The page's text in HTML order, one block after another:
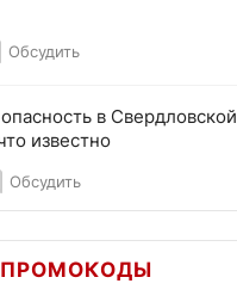
Обсудить
в Свердловской
известно
Обсудить
ПРОМОКОДЫ